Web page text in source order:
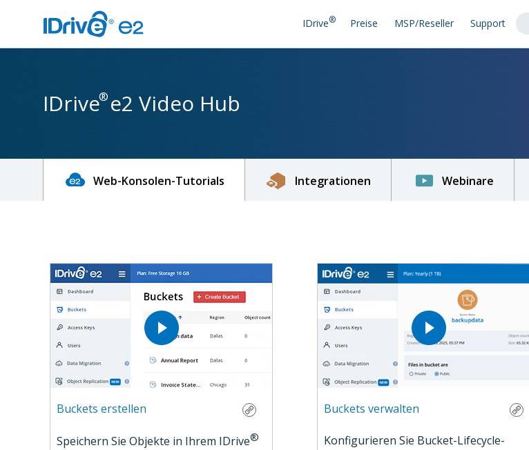
IDrive® Preise MSP/Reseller Support
IDrive® e2 Video Hub
Web-Konsolen-Tutorials Integrationen Webinare
Buckets erstellen
Speichern Sie Objekte in Ihrem IDrive®
Buckets verwalten
Konfigurieren Sie Bucket-Lifecycle-